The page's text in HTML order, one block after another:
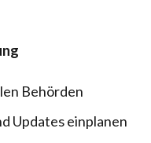
Behörden
Updates einplanen